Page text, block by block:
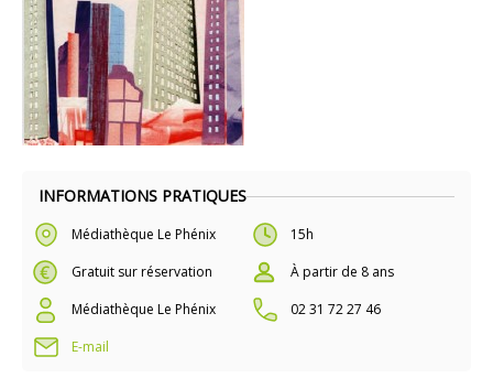
INFORMATIONS PRATIQUES
Médiathèque Le Phénix
15h
Gratuit sur réservation
À partir de 8 ans
Médiathèque Le Phénix
02 31 72 27 46
E-mail